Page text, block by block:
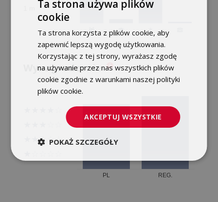
Wynagrodzenie
ENGLISH
Ta strona używa plików
cookie
Ta strona korzysta z plików cookie, aby
zapewnić lepszą wygodę użytkowania.
Korzystając z tej strony, wyrażasz zgodę
na używanie przez nas wszystkich plików
cookie zgodnie z warunkami naszej polityki
plików cookie.
AKCEPTUJ WSZYSTKIE
POKAŻ SZCZEGÓŁY